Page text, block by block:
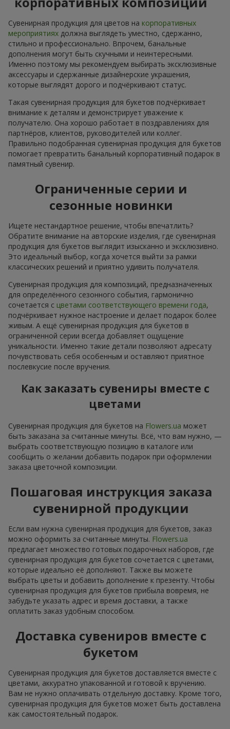
Сувенирная продукция для цветов на корпоративных
мероприятиях должна выглядеть уместно, сдержанно,
стильно и профессионально. Впрочем, банальные
дополнения могут быть скучными и неинтересными.
Именно поэтому мы рекомендуем выбирать эксклюзивные
аксессуары и сдержанные дизайнерские украшения,
которые выглядят дорого и подчёркивают статус.
Такая сувенирная продукция для букетов подчёркивает
внимание к деталям и демонстрирует уважение к
получателю. Она хорошо работает в поздравлениях для
партнёров, клиентов, руководителей или коллег.
Правильно подобранная сувенирная продукция для букетов
помогает превратить банальный корпоративный подарок в
памятный сувенир.
Ограниченные серии и
сезонные новинки
Ищете нестандартное решение, чтобы впечатлить?
Обратите внимание на авторские изделия, где сувенирная
продукция для букетов выглядит изысканно и эксклюзивно.
Это идеальный выбор, когда хочется выйти за рамки
классических решений и приятно удивить получателя.
Сувенирная продукция для композиций, предназначенных
для определённого сезонного события, гармонично
сочетается с цветами соответствующего времени года,
подчёркивает нужное настроение и делает подарок более
живым. А ещё сувенирная продукция для букетов в
ограниченной серии всегда добавляет ощущение
уникальности. Именно такие детали позволяют адресату
почувствовать себя особенным и оставляют приятное
послевкусие после вручения.
Как заказать сувениры вместе с
цветами
Сувенирная продукция для букетов на Flowers.ua может
быть заказана за считанные минуты. Всё, что вам нужно, —
выбрать соответствующую позицию в каталоге или
сообщить о желании добавить подарок при оформлении
заказа цветочной композиции.
Пошаговая инструкция заказа
сувенирной продукции
Если вам нужна сувенирная продукция для букетов, заказ
можно оформить за считанные минуты. Flowers.ua
предлагает множество готовых подарочных наборов, где
сувенирная продукция для букетов сочетается с цветами,
которые идеально её дополняют. Также вы можете
выбрать цветы и добавить дополнение к презенту. Чтобы
сувенирная продукция для букетов прибыла вовремя, не
забудьте указать адрес и время доставки, а также
оплатить заказ удобным способом.
Доставка сувениров вместе с
букетом
Сувенирная продукция для букетов доставляется вместе с
цветами, аккуратно упакованной и готовой к вручению.
Вам не нужно оплачивать отдельную доставку. Кроме того,
сувенирная продукция для букетов может быть доставлена
как самостоятельный подарок.